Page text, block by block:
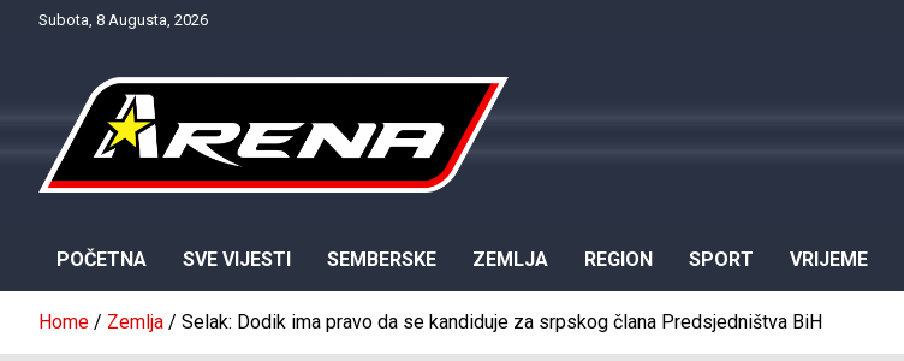
Subota, 8 Augusta, 2026
POČETNA SVE VIJESTI SEMBERSKE ZEMLJA REGION SPORT VRIJEME
Home Zemlja Selak: Dodik ima pravo da se kandiduje za srpskog člana Predsjedništva BiH